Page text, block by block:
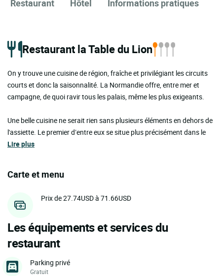
Restaurant Hôtel Informations pratiques
Restaurant la Table du Lion
On y trouve une cuisine de région, fraîche et privilégiant les circuits
courts et donc la saisonnalité. La Normandie offre, entre mer et
campagne, de quoi ravir tous les palais, même les plus exigeants.
Une belle cuisine ne serait rien sans plusieurs éléments en dehors de
l'assiette. Le premier d’entre eux se situe plus précisément dans le
Lire plus
Carte et menu
Prix de 27.74USD à 71.66USD
Les équipements et services du
restaurant
Parking privé
Gratuit